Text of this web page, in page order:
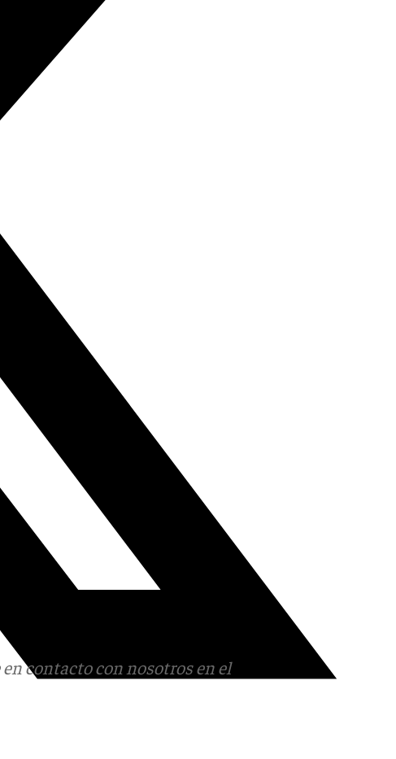
en contacto con nosotros en el